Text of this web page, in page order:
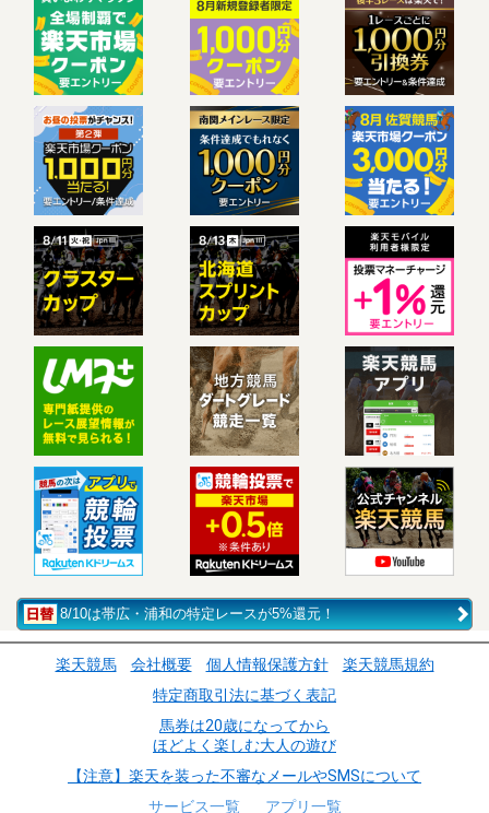
8/10は帯広・浦和の特定レースが5%還元！
楽天競馬 会社概要 個人情報保護方針
楽天競馬規約
特定商取引法に基づく表記
馬券は20歳になってから
ほどよく楽しむ大人の遊び
【注意】楽天を装った不審なメールやSMSについて
サービス一覧
アプリ一覧